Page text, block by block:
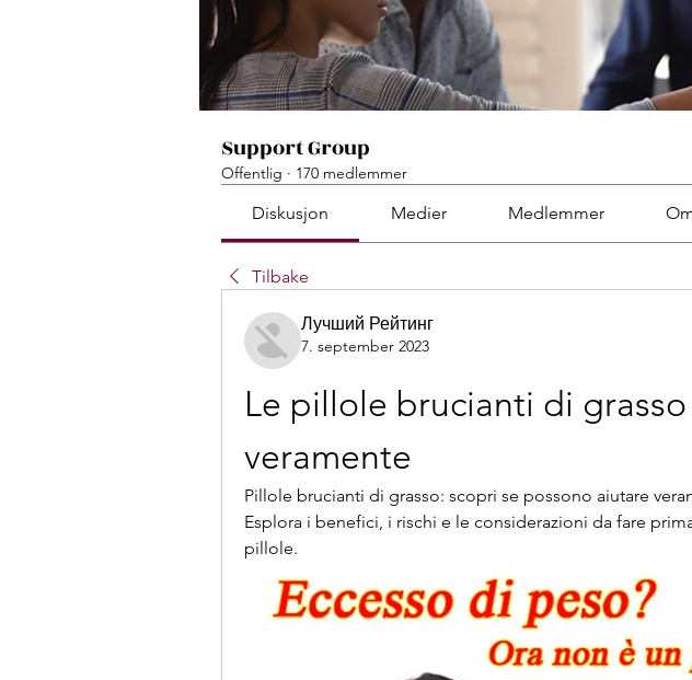
Support Group
Offentlig · 170 medlemmer
Diskusjon Medier Medlemmer
Tilbake
Лучший Рейтинг
7. september 2023
Le pillole brucianti di
veramente
Pillole brucianti di grasso: scopri se possono aiutare
Esplora i benefici, i rischi e le considerazioni da fare
pillole.